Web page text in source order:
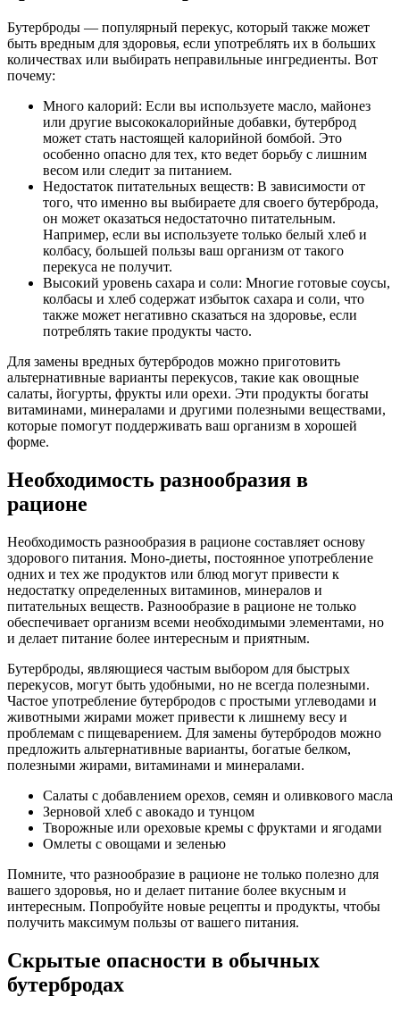
Бутерброды — популярный перекус, который также может
быть вредным для здоровья, если употреблять их в больших
количествах или выбирать неправильные ингредиенты. Вот
почему:
Много калорий: Если вы используете масло, майонез
или другие высококалорийные добавки, бутерброд
может стать настоящей калорийной бомбой. Это
особенно опасно для тех, кто ведет борьбу с лишним
весом или следит за питанием.
Недостаток питательных веществ: В зависимости от
того, что именно вы выбираете для своего бутерброда,
он может оказаться недостаточно питательным.
Например, если вы используете только белый хлеб и
колбасу, большей пользы ваш организм от такого
перекуса не получит.
Высокий уровень сахара и соли: Многие готовые соусы,
колбасы и хлеб содержат избыток сахара и соли, что
также может негативно сказаться на здоровье, если
потреблять такие продукты часто.
Для замены вредных бутербродов можно приготовить
альтернативные варианты перекусов, такие как овощные
салаты, йогурты, фрукты или орехи. Эти продукты богаты
витаминами, минералами и другими полезными веществами,
которые помогут поддерживать ваш организм в хорошей
форме.
Необходимость разнообразия в
рационе
Необходимость разнообразия в рационе составляет основу
здорового питания. Моно-диеты, постоянное употребление
одних и тех же продуктов или блюд могут привести к
недостатку определенных витаминов, минералов и
питательных веществ. Разнообразие в рационе не только
обеспечивает организм всеми необходимыми элементами, но
и делает питание более интересным и приятным.
Бутерброды, являющиеся частым выбором для быстрых
перекусов, могут быть удобными, но не всегда полезными.
Частое употребление бутербродов с простыми углеводами и
животными жирами может привести к лишнему весу и
проблемам с пищеварением. Для замены бутербродов можно
предложить альтернативные варианты, богатые белком,
полезными жирами, витаминами и минералами.
Салаты с добавлением орехов, семян и оливкового масла
Зерновой хлеб с авокадо и тунцом
Творожные или ореховые кремы с фруктами и ягодами
Омлеты с овощами и зеленью
Помните, что разнообразие в рационе не только полезно для
вашего здоровья, но и делает питание более вкусным и
интересным. Попробуйте новые рецепты и продукты, чтобы
получить максимум пользы от вашего питания.
Скрытые опасности в обычных
бутербродах